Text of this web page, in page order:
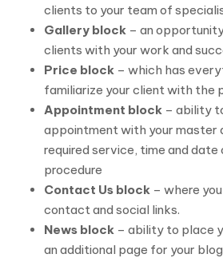
clients to your team of
Gallery block – an
clients with your work and
Price block – which has
familiarize your client with the
Appointment block – ability
appointment with your master
required service, time and
procedure
Contact Us block – where
contact and social links.
News block – ability to place
an additional page for your blog